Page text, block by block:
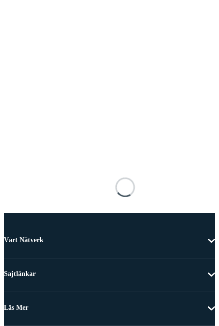
Vårt Nätverk
Sajtlänkar
Läs Mer